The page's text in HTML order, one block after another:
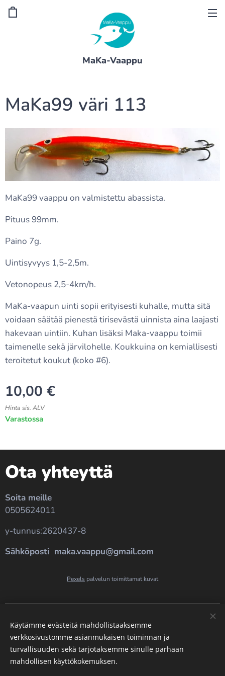
MaKa-Vaappu
MaKa99 väri 113
MaKa99 vaappu on valmistettu abassista.
Pituus 99mm.
Paino 7g.
Uintisyvyys 1,5-2,5m.
Vetonopeus 2,5-4km/h.
MaKa-vaapun uinti sopii erityisesti kuhalle, mutta sitä
voidaan säätää pienestä tirisevästä uinnista aina laajasti
hakevaan uintiin. Kuhan lisäksi Maka-vaappu toimii
taimenelle sekä järvilohelle. Koukkuina on kemiallisesti
teroitetut koukut (koko #6).
10,00 €
Hinta sis. ALV
Varastossa
Ota yhteyttä
Soita meille
0505624011
y-tunnus:2620437-8
Sähköposti maka.vaappu@gmail.com
Pexels palvelun toimittamat kuvat
Kielet
Suomi
English
Käytämme evästeitä mahdollistaaksemme
verkkosivustomme asianmukaisen toiminnan ja
turvallisuuden sekä tarjotaksemme sinulle parhaan
mahdollisen käyttökokemuksen.